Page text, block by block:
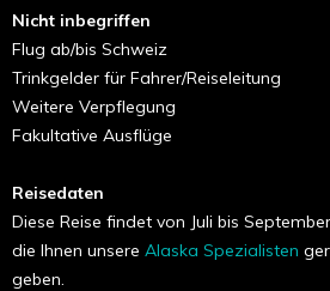
Nicht inbegriffen
Flug ab/bis Schweiz
Trinkgelder für Fahrer/Reiseleitung
Weitere Verpflegung
Fakultative Ausflüge
Reisedaten
Diese Reise findet von Juli bis
die Ihnen unsere Alaska Spezialisten
geben.